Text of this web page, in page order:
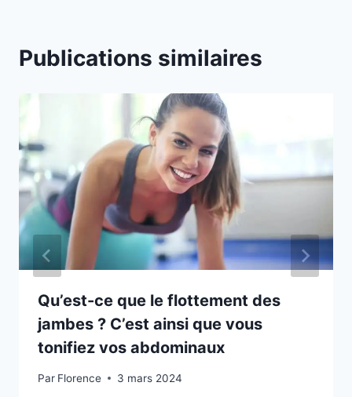
t
i
v
a
n
t
s
m
Publications similaires
Qu’est-ce que le flottement des
jambes ? C’est ainsi que vous
tonifiez vos abdominaux
Par Florence 3 mars 2024